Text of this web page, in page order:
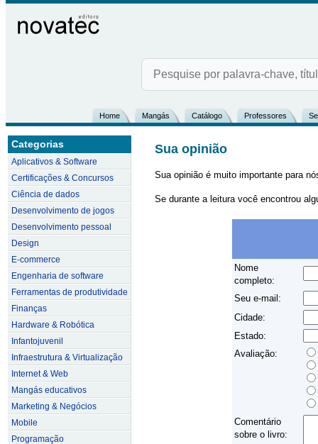
Home Mangás Catálogo Professores
Categorias
Aplicativos & Software
Certificações & Concursos
Ciência de dados
Desenvolvimento de jogos
Desenvolvimento pessoal
Design
E-commerce
Engenharia de software
Ferramentas de produtividade
Finanças
Hardware & Robótica
Infantojuvenil
Infraestrutura & Virtualização
Internet & Web
Mangás educativos
Marketing & Negócios
Mobile
Programação
Sua opinião
Sua opinião é muito importante para
Se durante a leitura você encontrou
Nome
completo:
Seu e-mail:
Cidade:
Estado:
Avaliação:
Comentário
sobre o livro: